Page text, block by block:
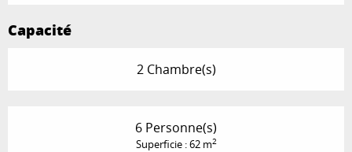
Capacité
2 Chambre(s)
6 Personne(s)
Superficie : 62 m2